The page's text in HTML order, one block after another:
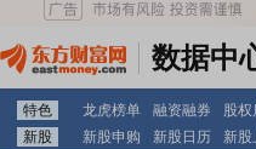
数据中
特色 龙虎榜单 融资融券 股权
新股
新股申购 新股日历 新股